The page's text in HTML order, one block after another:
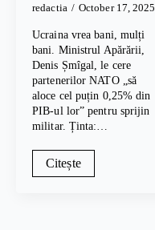
redactia October 17, 2025
Ucraina vrea bani, mulți
bani. Ministrul Apărării,
Denis Șmîgal, le cere
partenerilor NATO „să
aloce cel puțin 0,25% din
PIB-ul lor” pentru sprijin
militar. Ținta:…
Citește